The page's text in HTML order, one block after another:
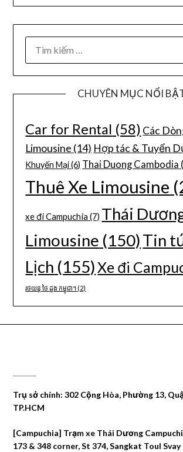
CHUYÊN MỤC NỔI
Car for Rental (58) Các
Limousine (14) Hợp tác & Tuyển
Khuyến Mại(6) Thai Duong Cambodia
Thuê Xe Limousine
xe đi Campuchia(7) Thái
Limousine (150)Tin
Lịch (155)Xe đi
រថយន្ត ថៃ ដួង កម្ពុជា។ (2)
Trụ sở chính: 302 Cộng Hòa, Phường 13,
TP.HCM
[Campuchia] Trạm xe Thái Dương
173 & 348 corner, St 374, Sangkat Toul Svay